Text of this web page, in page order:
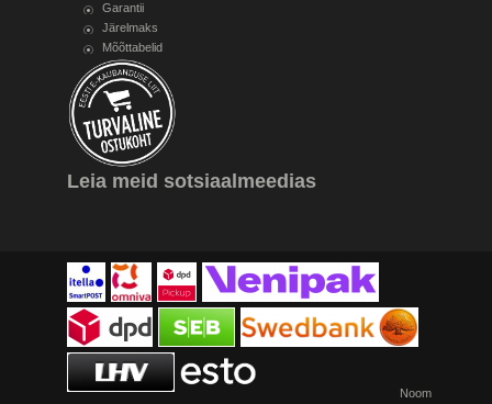
Garantii
Järelmaks
Mõõttabelid
Leia meid sotsiaalmeedias
Noom